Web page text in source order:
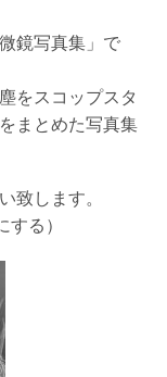
鏡写真集」で
をスコップスタ
まとめた写真集
致します。
る）